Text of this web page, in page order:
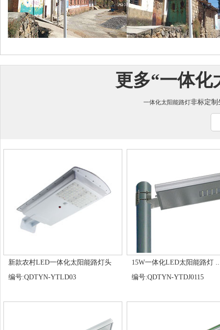
更多“一体化
一体化太阳能路灯非标定制
新款农村LED一体化太阳能路灯头
编号:QDTYN-YTLD03
15W一体化LED太阳能路灯
编号:QDTYN-YTDJ0115